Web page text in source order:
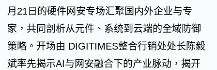
月21日的硬件网安专场汇聚国内外企业与专
家，共同剖析从元件、系统到云端的全域防御
策略。开场由 DIGITIMES整合行销处处长陈毅
斌率先揭示AI与网安融合下的产业脉动，揭开